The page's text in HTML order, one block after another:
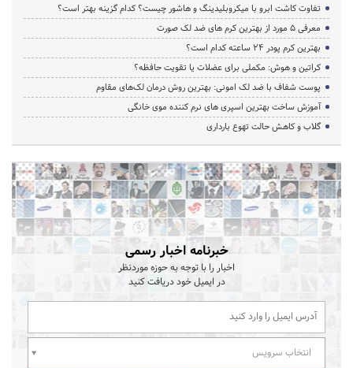
تفاوت کاشت ابرو با میکروبلیدینگ و هاشور چیست؟ کدام گزینه بهتر است؟
معرفی 5 مورد از بهترین کرم های ضد لک صورت
بهترین کرم پودر 24 ساعته کدام است؟
کراتین و هوش: مکملی برای عضلات یا تقویت حافظه؟
پوست شفاف با ضد لک امونی: بهترین روش درمان لک‌های مقاوم
آموزش ساخت بهترین اسپری های نرم‌ کننده موی خانگی
گلاب و کاهش حالت تهوع بارداری
خبرنامه اخبار رسمی
اخبار را با توجه به حوزه موردنظر
در ایمیل خود دریافت کنید
انتخاب سرویس